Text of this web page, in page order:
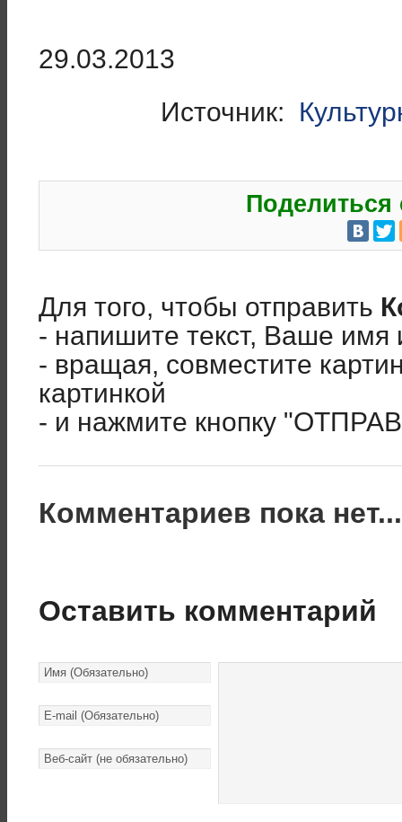
29.03.2013
Источник:
Поделиться
Для того, чтобы отправить
- напишите текст, Ваше имя
- вращая, совместите
картинкой
- и нажмите кнопку
Комментариев пока
Оставить комментарий